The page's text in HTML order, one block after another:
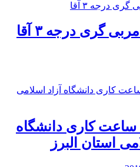
گری درجه ۳ آقا
کاری دانشگاه
استان البرز